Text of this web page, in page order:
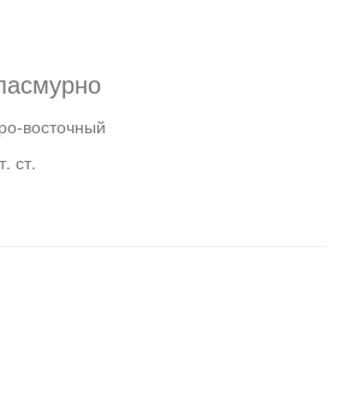
восточный
ст.